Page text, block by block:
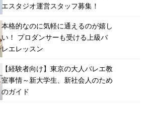
エスタジオ運営スタッフ募集！
本格的なのに気軽に通えるのが嬉し
い！ プロダンサーも受ける上級バ
レエレッスン
【経験者向け】東京の大人バレエ教
室事情～新大学生、新社会人のため
のガイド